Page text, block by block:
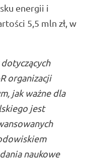
energii i
5,5 mln zł, w
organizacji
jak ważne dla
jest
naukowe